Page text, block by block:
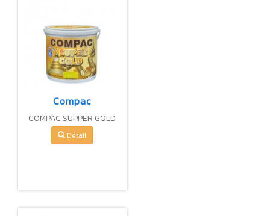
Compac
COMPAC SUPPER GOLD
WG-555
Detail